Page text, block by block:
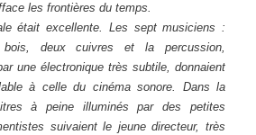
les frontières du temps.
était excellente. Les sept musiciens :
deux cuivres et la percussion,
une électronique très subtile, donnaient
à celle du cinéma sonore. Dans la
à peine illuminés par des petites
suivaient le jeune directeur, très